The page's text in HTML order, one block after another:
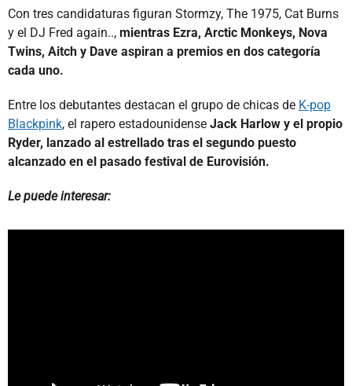
Con tres candidaturas figuran Stormzy, The 1975, Cat Burns
y el DJ Fred again.., mientras Ezra, Arctic Monkeys, Nova
Twins, Aitch y Dave aspiran a premios en dos categoría
cada uno.
Entre los debutantes destacan el grupo de chicas de K-pop
Blackpink, el rapero estadounidense Jack Harlow y el propio
Ryder, lanzado al estrellado tras el segundo puesto
alcanzado en el pasado festival de Eurovisión.
Le puede interesar: